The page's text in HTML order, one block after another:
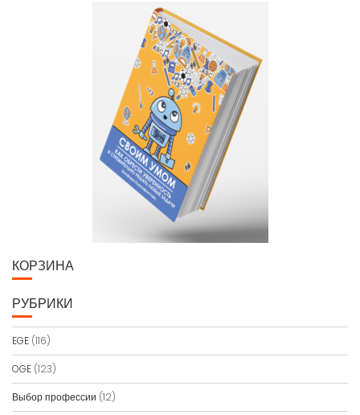
КОРЗИНА
РУБРИКИ
EGE (116)
OGE (123)
Выбор профессии (12)